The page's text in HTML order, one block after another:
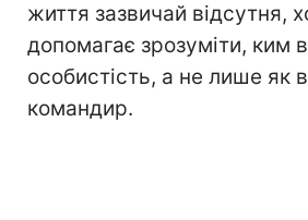
життя зазвичай відсутня,
допомагає зрозуміти, ким
особистість, а не лише як
командир.